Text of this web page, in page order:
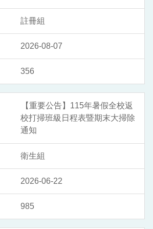
註冊組
2026-08-07
356
【重要公告】115年暑假全校返
校打掃班級日程表暨期末大掃除
通知
衛生組
2026-06-22
985